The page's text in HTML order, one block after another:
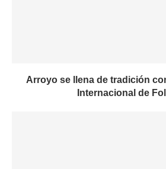
Arroyo se llena de tradición
Internacional de